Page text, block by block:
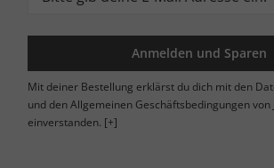
Anmelden und Sparen
Mit deiner Bestellung erklärst du dich mit den
und den Allgemeinen Geschäftsbedingungen von
einverstanden. [+]